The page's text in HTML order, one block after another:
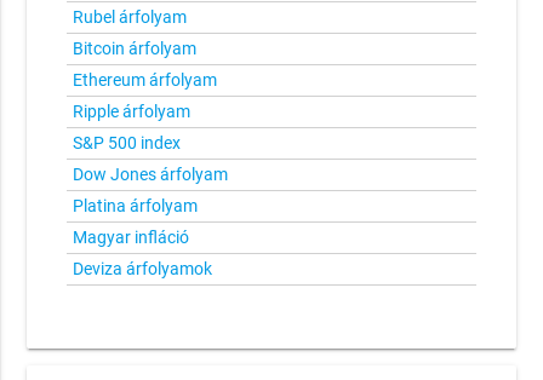
Rubel árfolyam
Bitcoin árfolyam
Ethereum árfolyam
Ripple árfolyam
S&P 500 index
Dow Jones árfolyam
Platina árfolyam
Magyar infláció
Deviza árfolyamok